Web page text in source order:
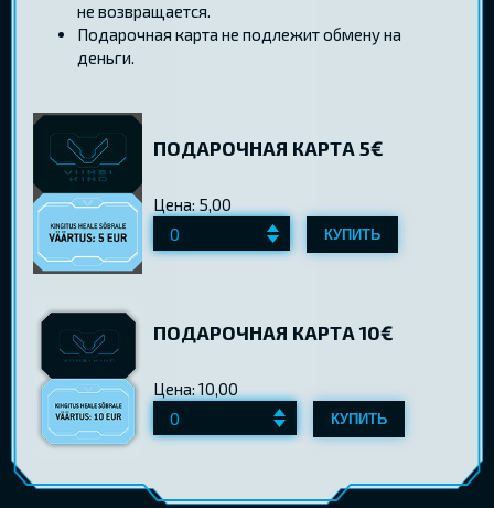
не возвращается.
Подарочная карта не подлежит обмену на
деньги.
ПОДАРОЧНАЯ КАРТА 5€
Цена: 5,00
КУПИТЬ
ПОДАРОЧНАЯ КАРТА 10€
Цена: 10,00
КУПИТЬ